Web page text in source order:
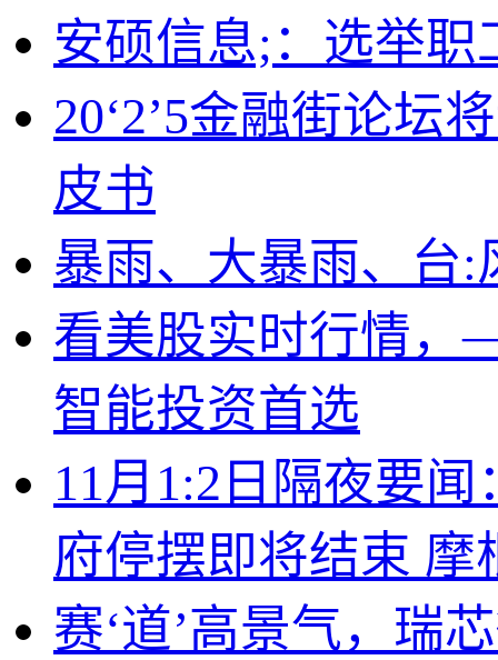
安硕信息;：选举职
20‘2’5金融街论坛
皮书
暴雨、大暴雨、台
看美股实时行情
智能投资首选
11月1:2日隔夜要
府停摆即将结束 摩
赛‘道’高景气，瑞